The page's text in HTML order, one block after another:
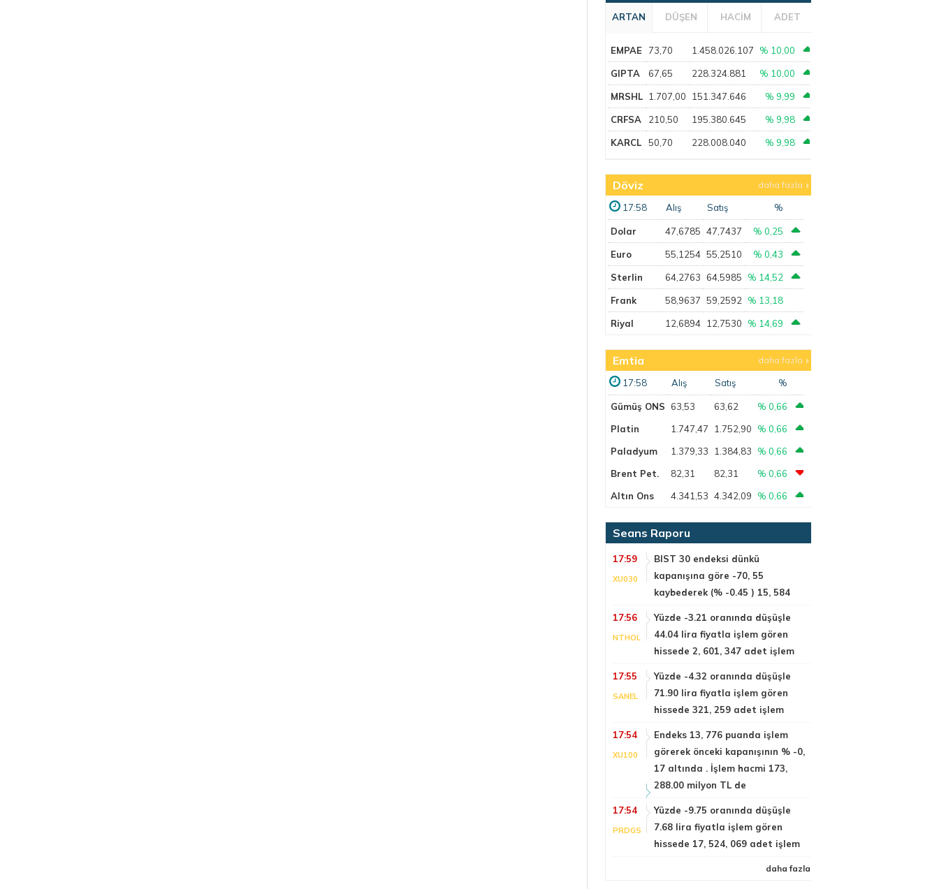
ARTAN DÜŞEN HACİM ADET
EMPAE 73,70 1.458.026.107 % 10,00
GIPTA 67,65 228.324.881 % 10,00
MRSHL 1.707,00 151.347.646 % 9,99
CRFSA 210,50 195.380.645 % 9,98
KARCL 50,70 228.008.040 % 9,98
Döviz daha fazla
17:58 Alış Satış %
Dolar 47,6785 47,7437 % 0,25
Euro 55,1254 55,2510 % 0,43
Sterlin 64,2763 64,5985 % 14,52
Frank 58,9637 59,2592 % 13,18
Riyal 12,6894 12,7530 % 14,69
Emtia daha fazla
17:58 Alış Satış %
Gümüş ONS 63,53 63,62
% 0,66
Platin
1.747,47 1.752,90
% 0,66
Paladyum
1.379,33 1.384,83
% 0,66
Brent Pet.
82,31 82,31
% 0,66
Altın Ons
4.341,53 4.342,09 % 0,66
Seans Raporu
17:59
XU030
BIST 30 endeksi dünkü
kapanışına göre -70, 55
kaybederek (% -0.45 ) 15, 584
17:56
NTHOL
Yüzde -3.21 oranında düşüşle
44.04 lira fiyatla işlem gören
hissede 2, 601, 347 adet işlem
17:55
SANEL
Yüzde -4.32 oranında düşüşle
71.90 lira fiyatla işlem gören
hissede 321, 259 adet işlem
17:54
XU100
Endeks 13, 776 puanda işlem
görerek önceki kapanışının % -0,
17 altında . İşlem hacmi 173,
288.00 milyon TL de
17:54
PRDGS
Yüzde -9.75 oranında düşüşle
7.68 lira fiyatla işlem gören
hissede 17, 524, 069 adet işlem
daha fazla